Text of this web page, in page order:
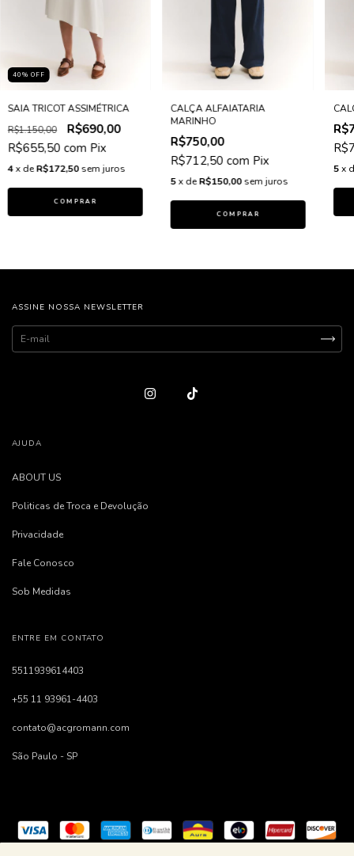
40% OFF
SAIA TRICOT ASSIMÉTRICA
R$1.150,00
R$690,00
R$655,50 com Pix
4x deR$172,50sem juros
COMPRAR
CALÇA ALFAIATARIA
MARINHO
R$750,00
R$712,50 com Pix
5x deR$150,00 sem juros
COMPRAR
5 x
ASSINE NOSSA NEWSLETTER
AJUDA
ABOUT US
Politicas de Troca e Devolução
Privacidade
Fale Conosco
Sob Medidas
ENTRE EM CONTATO
5511939614403
+55 11 93961-4403
contato@acgromann.com
São Paulo - SP